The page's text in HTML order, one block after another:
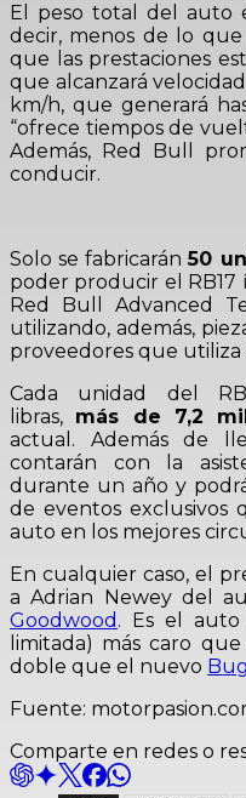
El peso total del auto
decir, menos de lo
que las prestaciones
que alcanzará
km/h, que generará
“ofrece tiempos de
Además, Red Bull
conducir.
Solo se fabricarán50
poder producir el
Red Bull Advanced
utilizando, además,
proveedores que utiliza
Cada unidad del
libras, más de 7,2
actual. Además de
contarán con la
durante un año y
de eventos exclusivos
auto en los mejores
En cualquier caso, el
a Adrian Newey del
Goodwood . Es el auto
limitada) más caro que
doble que el nuevo
Fuente:
Comparte en redes o